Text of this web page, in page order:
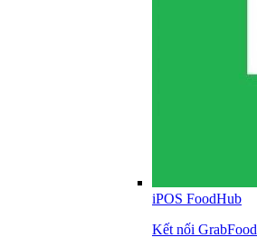
iPOS FoodHub
Kết nối GrabFood